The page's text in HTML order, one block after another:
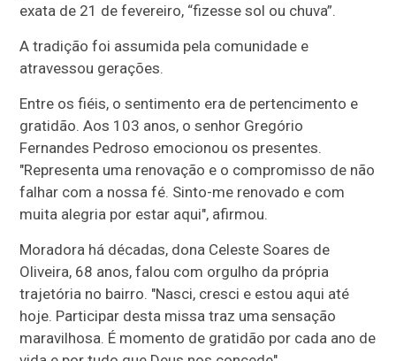
exata de 21 de fevereiro, “fizesse sol ou chuva”.
A tradição foi assumida pela comunidade e
atravessou gerações.
Entre os fiéis, o sentimento era de pertencimento e
gratidão. Aos 103 anos, o senhor Gregório
Fernandes Pedroso emocionou os presentes.
"Representa uma renovação e o compromisso de não
falhar com a nossa fé. Sinto-me renovado e com
muita alegria por estar aqui", afirmou.
Moradora há décadas, dona Celeste Soares de
Oliveira, 68 anos, falou com orgulho da própria
trajetória no bairro. "Nasci, cresci e estou aqui até
hoje. Participar desta missa traz uma sensação
maravilhosa. É momento de gratidão por cada ano de